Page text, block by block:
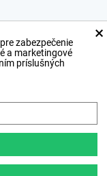
×
zabezpečenie
a marketingové
príslušných